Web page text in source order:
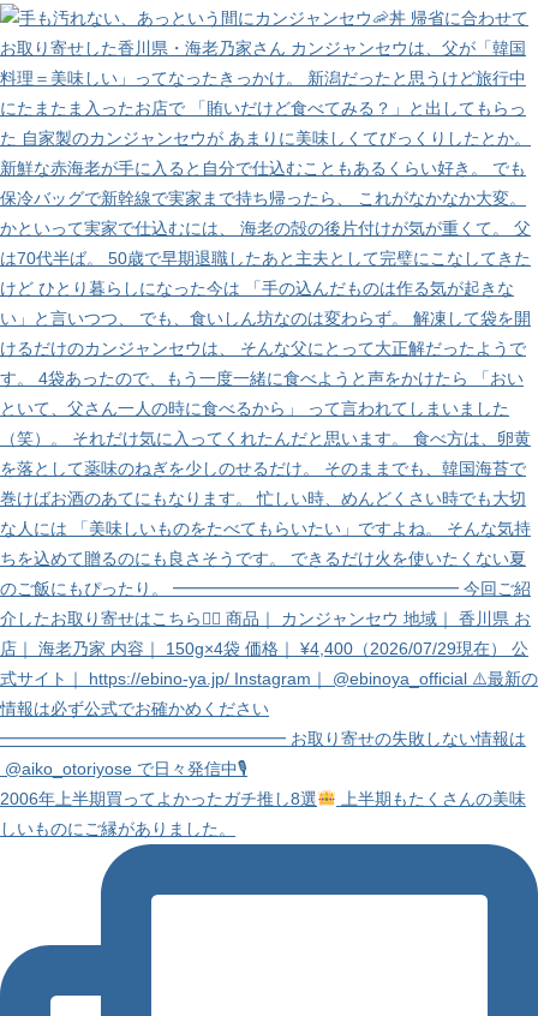
2006年上半期買ってよかったガチ推し8選
上半期もたくさんの美味
しいものにご縁がありました。